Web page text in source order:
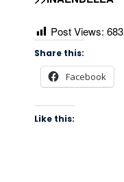
Post Views: 683
Share this:
Facebook
Like this: